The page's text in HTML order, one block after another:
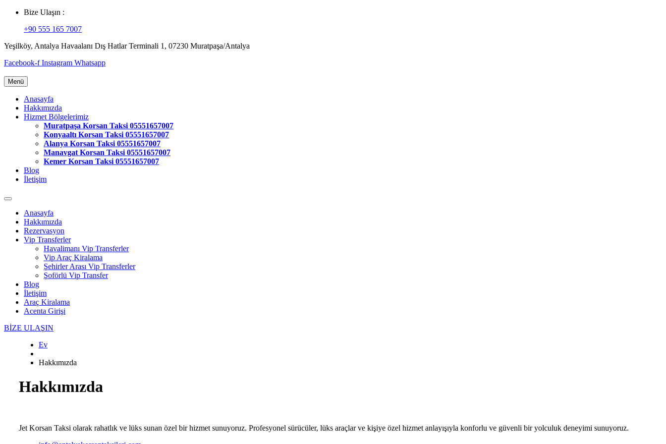
Bize Ulaşın :
+90 555 165 7007
Yeşilköy, Antalya Havaalanı Dış Hatlar Terminali 1, 07230 Muratpaşa/Antalya
Facebook-f Instagram Whatsapp
Menü
Anasayfa
Hakkımızda
Hizmet Bölgelerimiz
Muratpaşa Korsan Taksi 05551657007
Konyaaltı Korsan Taksi 05551657007
Alanya Korsan Taksi 05551657007
Manavgat Korsan Taksi 05551657007
Kemer Korsan Taksi 05551657007
Blog
İletişim
Anasayfa
Hakkımızda
Rezervasyon
Vip Transferler
Havalimanı Vip Transferler
Vip Araç Kiralama
Şehirler Arası Vip Transferler
Şoförlü Vip Transfer
Blog
İletişim
Araç Kiralama
Acenta Girişi
BİZE ULAŞIN
Ev
Hakkımızda
Hakkımızda
Jet Korsan Taksi olarak rahatlık ve lüks sunan özel bir hizmet sunuyoruz. Profesyonel sürücüler, lüks araçlar ve kişiye özel hizmet anlayışıyla konforlu ve güvenli bir yolculuk deneyimi sunuyoruz.